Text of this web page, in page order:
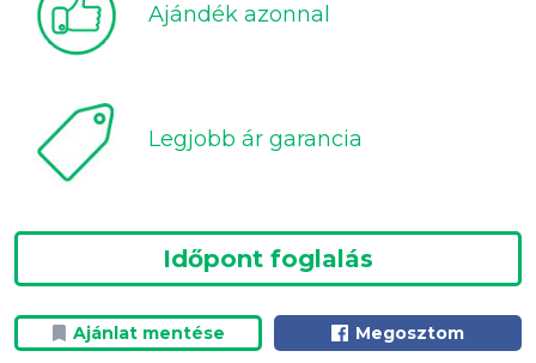
Ajándék azonnal
Legjobb ár garancia
Időpont foglalás
Ajánlat mentése Megosztom